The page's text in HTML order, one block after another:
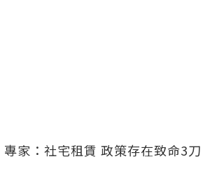
專家：社宅租賃 政策存在致命3刀